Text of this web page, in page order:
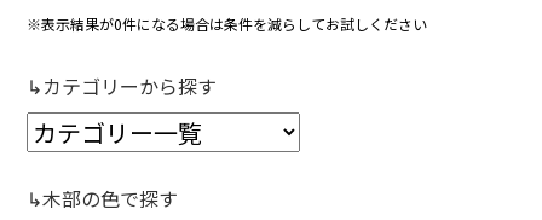
※表示結果が0件になる場合は条件を減らしてお試しください
↳カテゴリーから探す
↳木部の色で探す